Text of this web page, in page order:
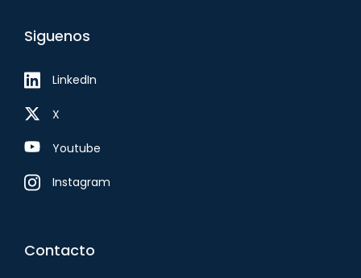
Siguenos
LinkedIn
X
Youtube
Instagram
Contacto